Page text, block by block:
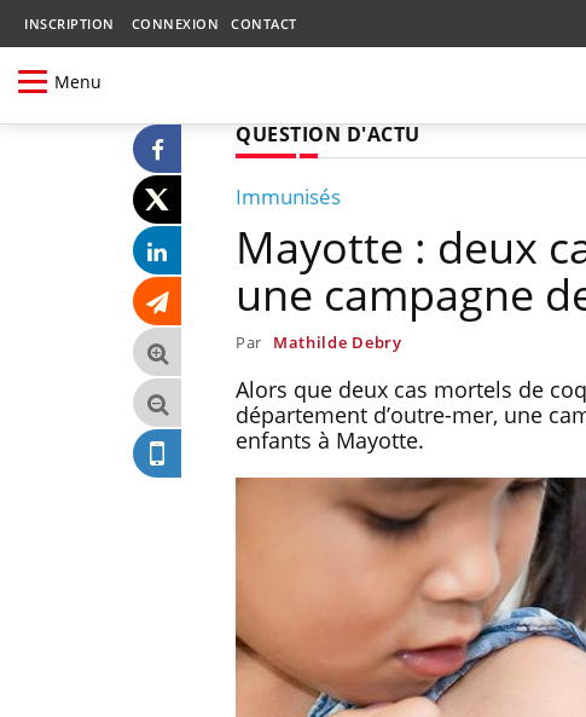
INSCRIPTION CONNEXION CONTACT
Menu
QUESTION D'ACTU
Immunisés
Mayotte : deux
une campagne
Par Mathilde Debry
Alors que deux cas mortels de
département d’outre-mer, une
enfants à Mayotte.
VIH : la fin du comprimé
tous les jours se profile-t-
elle enfin ?